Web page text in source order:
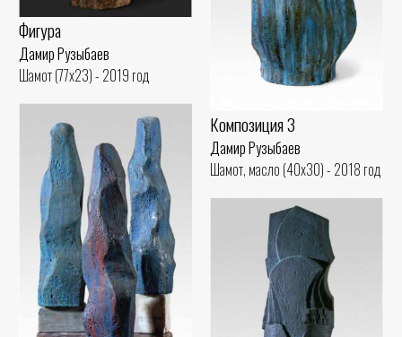
Фигура
Дамир Рузыбаев
Шамот (77x23) - 2019 год
Композиция 3
Дамир Рузыбаев
Шамот, масло (40x30) - 2018 год